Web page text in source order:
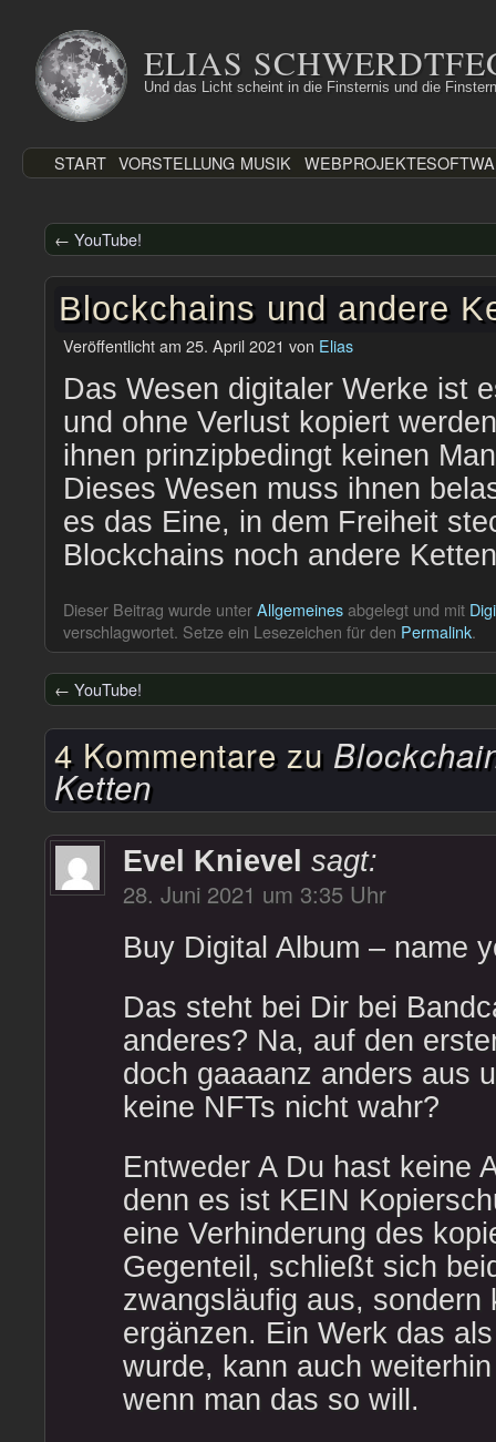
Inhalt
springen
ELIAS
Und das Licht scheint in die Finsternis und die
START VORSTELLUNG MUSIK WEBPROJEKTE
← YouTube!
Blockchains und andere
Veröffentlicht am 25. April 2021 von Elias
Das Wesen digitaler Werke ist
und ohne Verlust kopiert
ihnen prinzipbedingt keinen
Dieses Wesen muss ihnen
es das Eine, in dem Freiheit
Blockchains noch andere
Dieser Beitrag wurde unterAllgemeinesabgelegt und mit
verschlagwortet. Setze ein Lesezeichen für den Permalink.
← YouTube!
4 Kommentare zu
Ketten
Evel Knievel sagt:
28. Juni 2021 um 3:35 Uhr
Buy Digital Album – name
Das steht bei Dir bei
anderes? Na, auf den
doch gaaaanz anders aus
keine NFTs nicht wahr?
Entweder A Du hast keine
denn es ist KEIN
eine Verhinderung des
Gegenteil, schließt sich
zwangsläufig aus, sondern
ergänzen. Ein Werk das
wurde, kann auch
wenn man das so will.